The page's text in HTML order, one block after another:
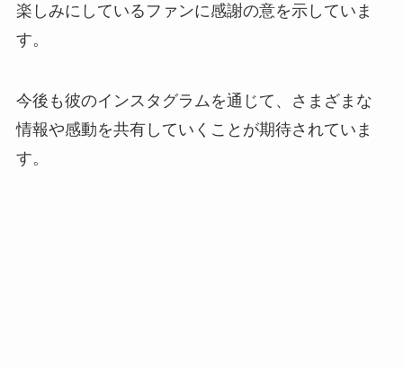
楽しみにしているファンに感謝の意を示していま
す。
今後も彼のインスタグラムを通じて、さまざまな
情報や感動を共有していくことが期待されていま
す。